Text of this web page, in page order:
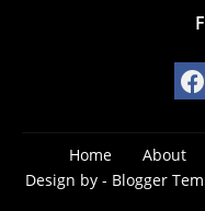
Home About
Design by - Blogger